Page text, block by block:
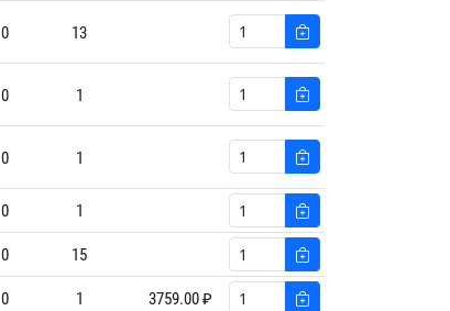
0 13
0 1
0 1
0 1
0 15
0 1 3759.00 ₽